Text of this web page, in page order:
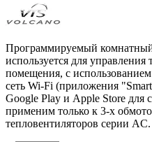
Программируемый
используется для
помещения, с
сеть Wi-Fi (приложения
Google Play и Apple Store для
применим только к 3-х
тепловентиляторов серии